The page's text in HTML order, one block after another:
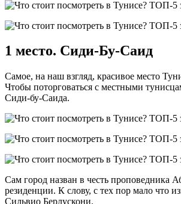
1 место. Сиди-Бу-Саид
Самое, на наш взгляд, красивое место
Чтобы поторговаться с местными
Сиди-бу-Саида.
Сам город назван в честь проповедника
резиденции. К слову, с тех пор мало что
Сильвио Берлускони.